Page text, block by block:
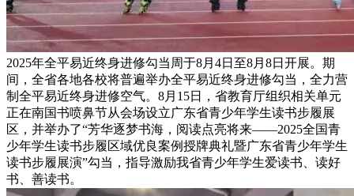
2025年全平易近终身进修勾当周于8月4日至8月8日开展。期
间，全省各地各校将普遍举办全平易近终身进修勾当，全力营
制全平易近终身进修空气。8月15日，省教育厅组织相关单元
正在南国书喷鼻节从会场设立广东省青少年学生读书步履展
区，并举办了“芳华逐梦书海，阅读点亮将来——2025全国青
少年学生读书步履区域优良案例授牌典礼暨广东省青少年学生
读书步履展演”勾当，指导激励我省青少年学生爱读书、读好
书、善读书。